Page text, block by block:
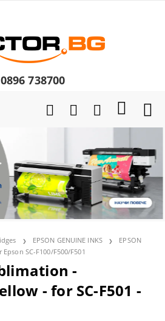
0896 738700
EPSON GENUINE INKS
EPSON
Epson SC-F100/F500/F501
-
- for SC-F501 -